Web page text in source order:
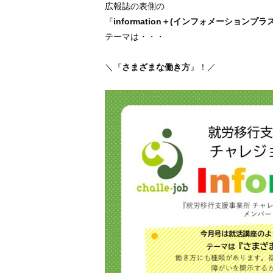
広報誌の表側の
『information＋(インフォメーションプラ
テーマは・・・
＼『さまざまな働き方』！／